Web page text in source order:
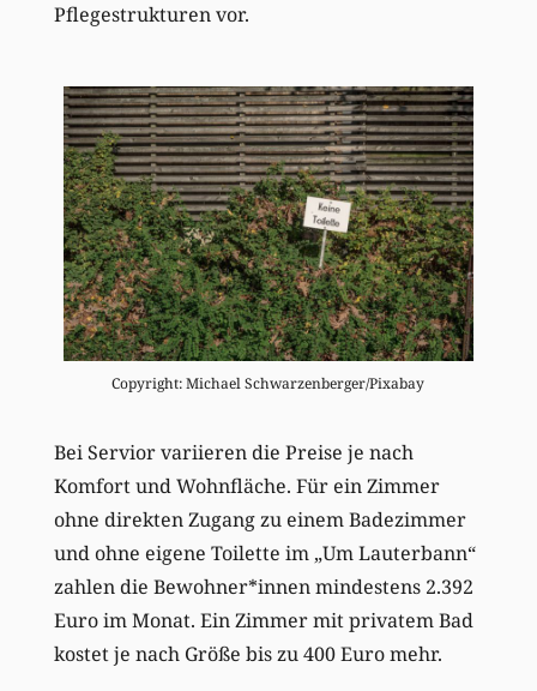
Pflegestrukturen vor.
Copyright: Michael Schwarzenberger/Pixabay
Bei Servior variieren die Preise je nach
Komfort und Wohnfläche. Für ein Zimmer
ohne direkten Zugang zu einem Badezimmer
und ohne eigene Toilette im „Um Lauterbann“
zahlen die Bewohner*innen mindestens 2.392
Euro im Monat. Ein Zimmer mit privatem Bad
kostet je nach Größe bis zu 400 Euro mehr.